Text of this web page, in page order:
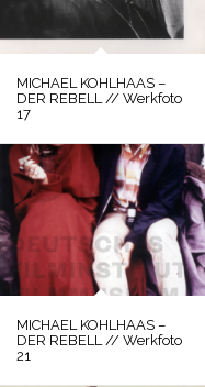
MICHAEL KOHLHAAS –
DER REBELL // Werkfoto
17
MICHAEL KOHLHAAS –
DER REBELL // Werkfoto
21